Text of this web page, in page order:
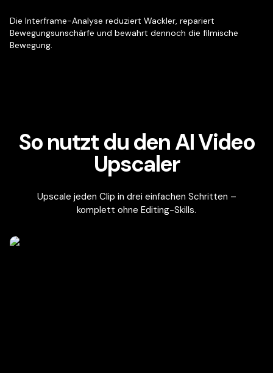
Die Interframe-Analyse reduziert Wackler, repariert
Bewegungsunschärfe und bewahrt dennoch die filmische
Bewegung.
So nutzt du den AI Video
Upscaler
Upscale jeden Clip in drei einfachen Schritten –
komplett ohne Editing-Skills.